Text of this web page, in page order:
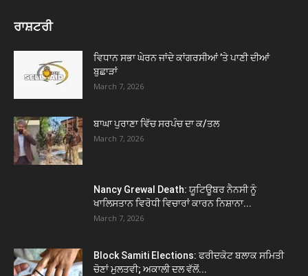
ਰਾਸ਼ਟਰੀ
ਵਿਧਾਨ ਸਭਾ ਘੇਰਨ ਜਾਂਦੇ ਕਾਂਗਰਸੀਆਂ ’ਤੇ ਪਾਣੀ ਦੀਆਂ
ਬੁਛਾੜਾਂ
March 7, 2026
ਬਾਘਾ ਪੁਰਾਣਾ ਵਿੱਚ ਸਰਪੰਚ ਦਾ ਕ/ਤਲ
March 7, 2026
Nancy Grewal Death: ਯੂਟਿਊਬਰ ਨੈਨਸੀ ਨੂੰ
ਖਾਲਿਸਤਾਨ ਵਿਰੋਧੀ ਵਿਚਾਰਾਂ ਕਾਰਨ ਨਿਸ਼ਾਨਾ...
March 7, 2026
Block Samiti Elections: ਫਰੀਦਕੋਟ ਬਲਾਕ ਸਮਿਤੀ
ਚੋਣਾਂ ਮੁਲਤਵੀ; ਅਕਾਲੀ ਦਲ ਵੱਲੋਂ...